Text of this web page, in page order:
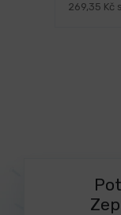
269,35 Kč